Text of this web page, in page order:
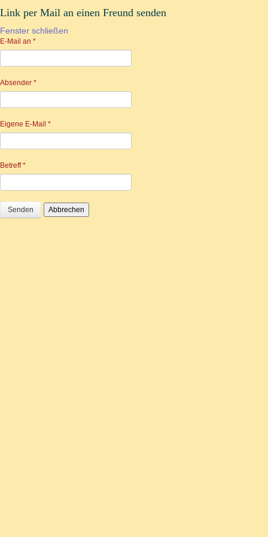
Link per Mail an einen Freund senden
Fenster schließen
E-Mail an *
Absender *
Eigene E-Mail *
Betreff*
Senden Abbrechen